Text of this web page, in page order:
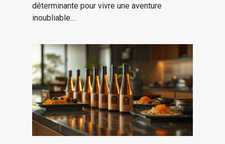
déterminante pour vivre une aventure
inoubliable....